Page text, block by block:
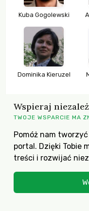
Kuba Gogolewski
Dominika Kieruzel
Wspieraj
TWOJE WSPARCIE MA
Pomóż nam
portal. Dzięki Tobie
treści i rozwijać